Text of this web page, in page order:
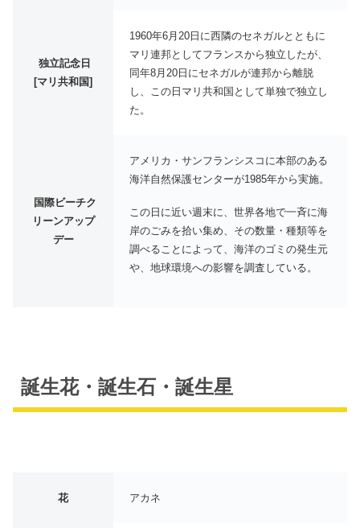
独立記念日
[マリ共和国]
1960年6月20日に西隣のセネガルとともに
マリ連邦としてフランスから独立したが、
同年8月20日にセネガルが連邦から離脱
し、この日マリ共和国として単独で独立し
た。
国際ビーチク
リーンアップ
デー
アメリカ・サンフランシスコに本部のある
海洋自然保護センターが1985年から実施。
この日に近い週末に、世界各地で一斉に海
岸のごみを拾い集め、その数量・種類等を
調べることによって、海洋のゴミの発生元
や、地球環境への影響を調査している。
誕生花・誕生石・誕生星
花 アカネ